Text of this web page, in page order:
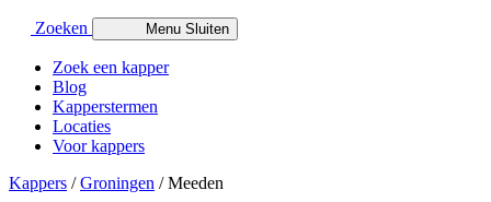
Zoeken Menu Sluiten
Zoek een kapper
Blog
Kapperstermen
Locaties
Voor kappers
Kappers /Groningen /Meeden